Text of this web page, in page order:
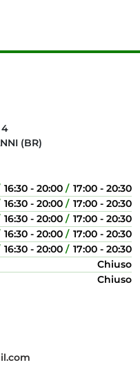
4
(BR)
16:30 - 20:00
17:00 - 20:30
16:30 - 20:00
17:00 - 20:30
16:30 - 20:00
17:00 - 20:30
16:30 - 20:00
17:00 - 20:30
16:30 - 20:00
17:00 - 20:30
Chiuso
Chiuso